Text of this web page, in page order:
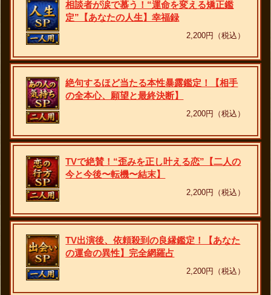
相談者が涙で慕う！“運命を変える矯正鑑
定”【あなたの人生】幸福録
2,200円（税込）
絶句するほど当たる本性暴露鑑定！【相手
の全本心、願望と最終決断】
2,200円（税込）
TVで絶賛！“歪みを正し叶える恋”【二人の
今と今後〜転機〜結末】
2,200円（税込）
TV出演後、依頼殺到の良縁鑑定！【あなた
の運命の異性】完全網羅占
2,200円（税込）